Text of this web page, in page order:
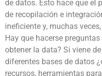
de datos. Esto hace que el
de recopilación e
ineficiente y, muchas
Hay que hacerse
obtener la data? Si viene de
diferentes bases de datos
recursos, herramientas